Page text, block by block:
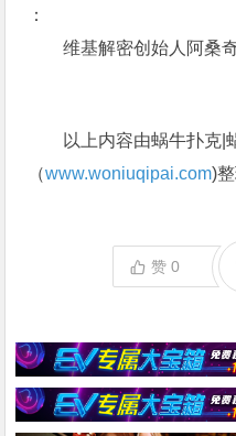
：
维基解密创始人阿桑
以上内容由蜗牛扑克|
（www.woniuqipai.com)
赞0